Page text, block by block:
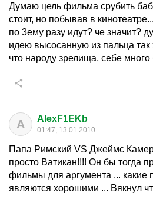
Думаю цель фильма срубить
стоит, но побывав в
по 3ему разу идут? че значит?
идею высосанную из пальца так
что народу зрелища, себе
A AlexF1EKb
01:47, 13.01.2010
Папа Римский VS Джеймс
просто Ватикан!!!! Он бы тогда
фильмы для аргумента ... какие
являются хорошими ... Вякнул